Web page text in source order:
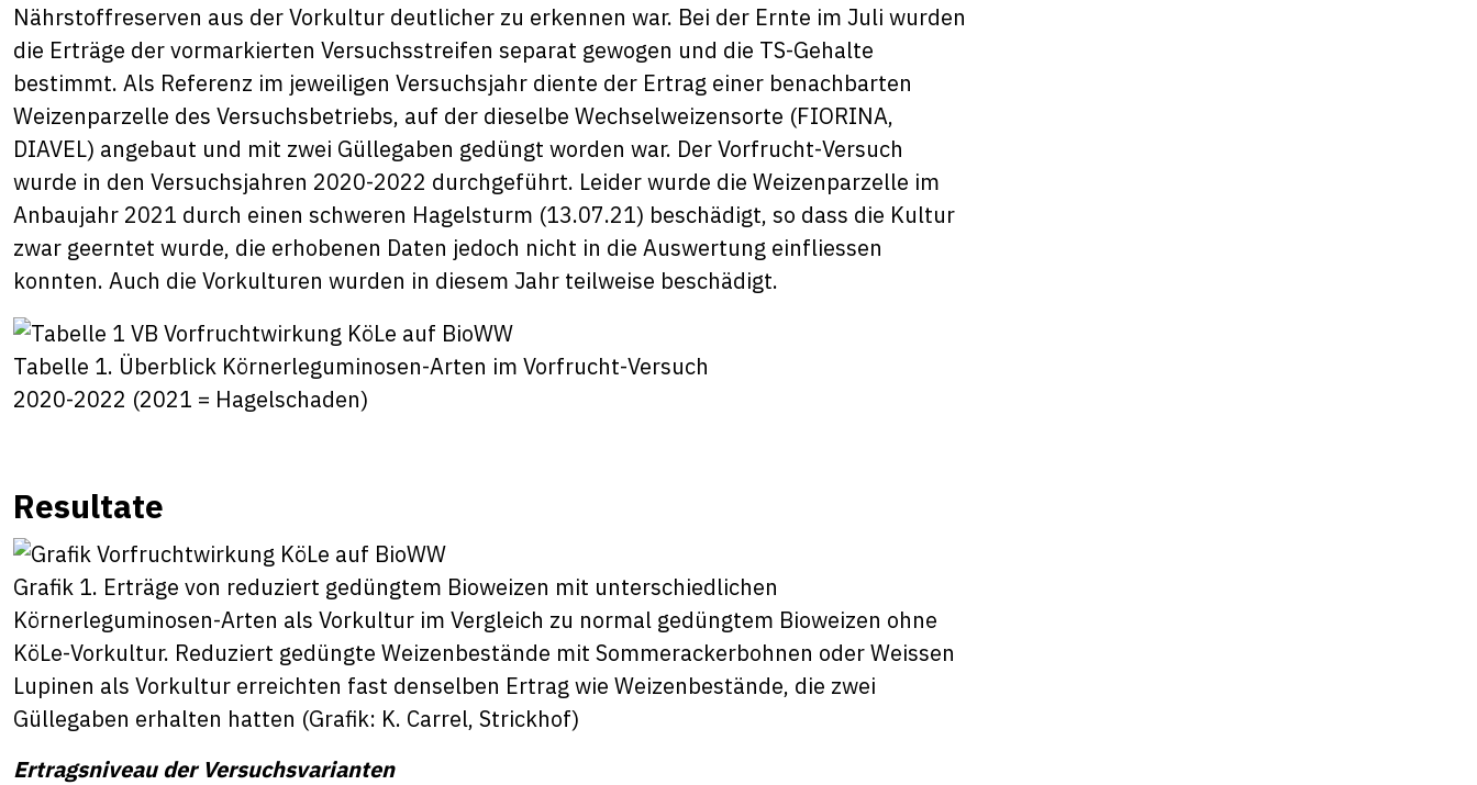
Nährstoffreserven aus der Vorkultur deutlicher zu erkennen war. Bei der Ernte im Juli wurden
die Erträge der vormarkierten Versuchsstreifen separat gewogen und die TS-Gehalte
bestimmt. Als Referenz im jeweiligen Versuchsjahr diente der Ertrag einer benachbarten
Weizenparzelle des Versuchsbetriebs, auf der dieselbe Wechselweizensorte (FIORINA,
DIAVEL) angebaut und mit zwei Güllegaben gedüngt worden war. Der Vorfrucht-Versuch
wurde in den Versuchsjahren 2020-2022 durchgeführt. Leider wurde die Weizenparzelle im
Anbaujahr 2021 durch einen schweren Hagelsturm (13.07.21) beschädigt, so dass die Kultur
zwar geerntet wurde, die erhobenen Daten jedoch nicht in die Auswertung einfliessen
konnten. Auch die Vorkulturen wurden in diesem Jahr teilweise beschädigt.
Tabelle 1. Überblick Körnerleguminosen-Arten im Vorfrucht-Versuch
2020-2022 (2021 = Hagelschaden)
Resultate
Grafik 1. Erträge von reduziert gedüngtem Bioweizen mit unterschiedlichen
Körnerleguminosen-Arten als Vorkultur im Vergleich zu normal gedüngtem Bioweizen ohne
KöLe-Vorkultur. Reduziert gedüngte Weizenbestände mit Sommerackerbohnen oder Weissen
Lupinen als Vorkultur erreichten fast denselben Ertrag wie Weizenbestände, die zwei
Güllegaben erhalten hatten (Grafik: K. Carrel, Strickhof)
Ertragsniveau der Versuchsvarianten